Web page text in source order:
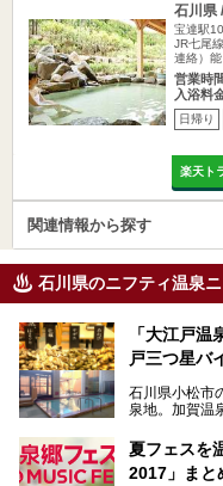
石川県
宝達駅
JR七尾
連絡）能
営業時
入浴料
日帰り
楽天ト
関連情報から探す
石川県のニフティ温泉
「大江戸
戸三つ星バ
石川県小松市
泉地。加賀温
その粟津温泉
ル」（以下、
ルで、昨年
夏フェスを
2017」まと